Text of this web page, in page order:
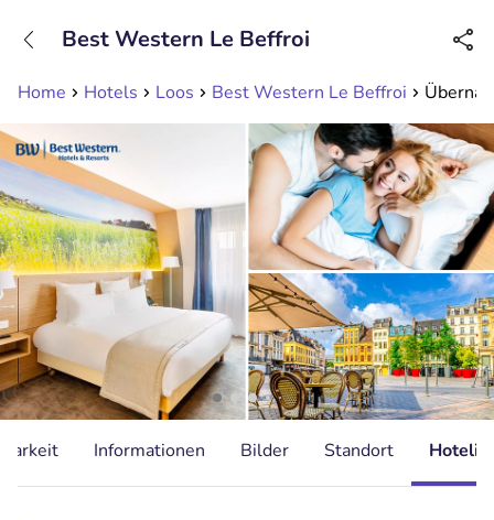
Erreichbar bis 23:00 Uhr (max 0,09€/Min)
Home Hotels Loos Best Western Le Beffroi
Best Western Le Beffroi
Informationen Bilder Standort